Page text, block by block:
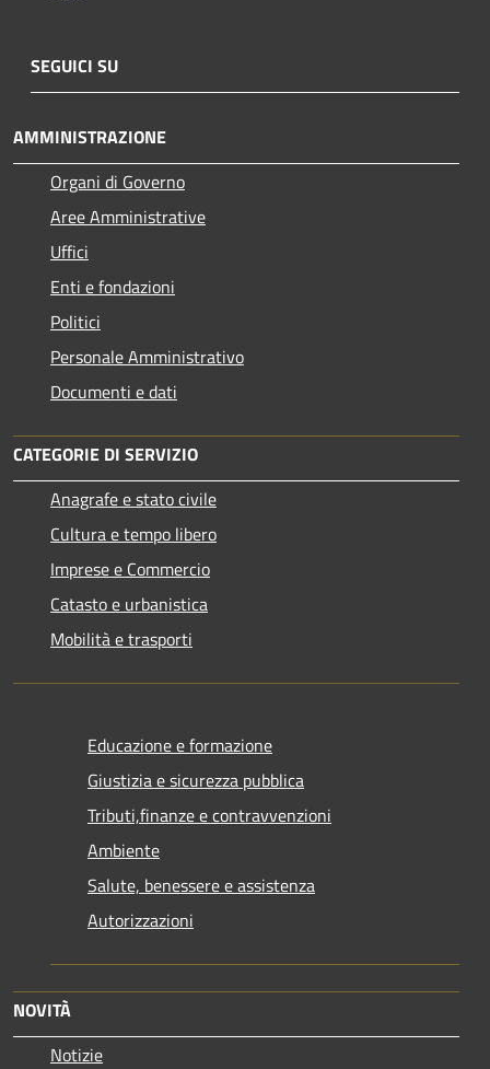
SEGUICI SU
AMMINISTRAZIONE
Organi di Governo
Aree Amministrative
Uffici
Enti e fondazioni
Politici
Personale Amministrativo
Documenti e dati
CATEGORIE DI SERVIZIO
Anagrafe e stato civile
Cultura e tempo libero
Imprese e Commercio
Catasto e urbanistica
Mobilità e trasporti
Educazione e formazione
Giustizia e sicurezza pubblica
Tributi,finanze e contravvenzioni
Ambiente
Salute, benessere e assistenza
Autorizzazioni
NOVITÀ
Notizie